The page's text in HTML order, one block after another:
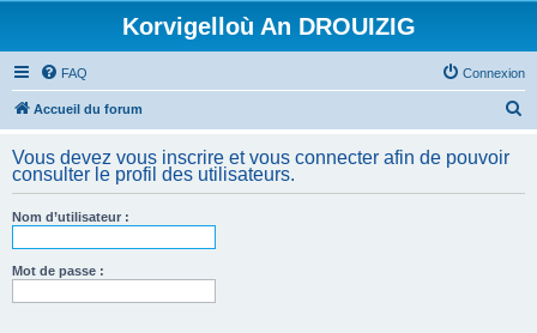
Korvigelloù An DROUIZIG
FAQ Connexion
Accueil du forum
h
Vous devez vous inscrire et vous connecter afin de pouvoir
consulter le profil des utilisateurs.
Nom d’utilisateur :
Mot de passe :